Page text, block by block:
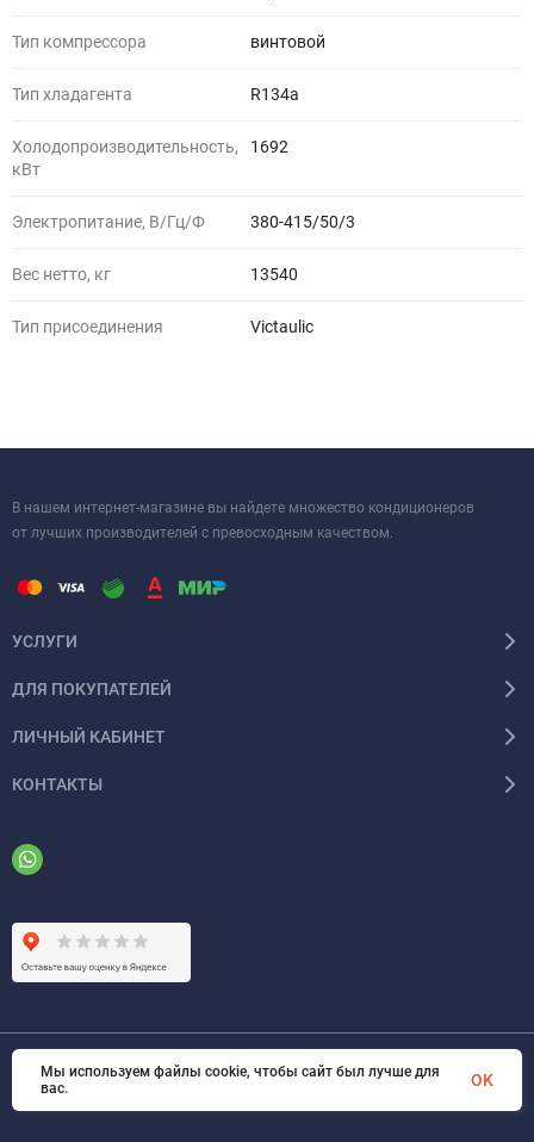
Тип компрессора винтовой
Тип хладагента R134a
Холодопроизводительность,
кВт
1692
Электропитание, В/Гц/Ф 380-415/50/3
Вес нетто, кг 13540
Тип присоединения Victaulic
В нашем интернет-магазине вы найдете множество кондиционеров
от лучших производителей с превосходным качеством.
УСЛУГИ
ДЛЯ ПОКУПАТЕЛЕЙ
ЛИЧНЫЙ КАБИНЕТ
КОНТАКТЫ
© 2026 ООО «ФАЗИНЖИНИРИНГ». Все права защищены
Мы используем файлы cookie, чтобы сайт был лучше для
вас.
OK